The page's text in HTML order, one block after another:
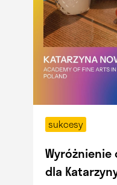
sukcesy
Wyróżnienie
dla